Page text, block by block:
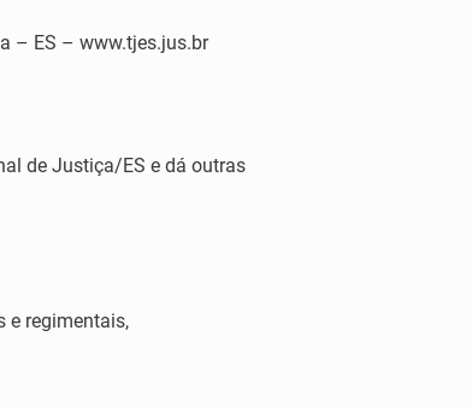
– ES – www.tjes.jus.br
de Justiça/ES e dá outras
e regimentais,